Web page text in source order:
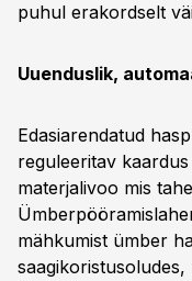
puhul erakordselt
Uuenduslik,
Edasiarendatud
reguleeritav
materjalivoo mis
mähkumist ümber